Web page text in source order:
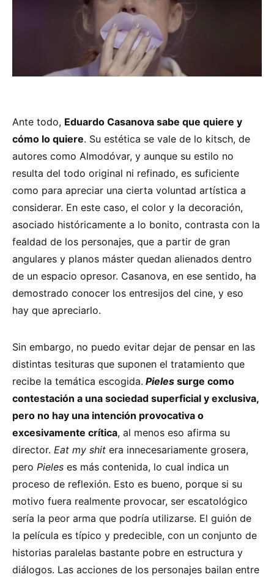
Ante todo, Eduardo Casanova sabe que quiere y
cómo lo quiere. Su estética se vale de lo kitsch, de
autores como Almodóvar, y aunque su estilo no
resulta del todo original ni refinado, es suficiente
como para apreciar una cierta voluntad artística a
considerar. En este caso, el color y la decoración,
asociado históricamente a lo bonito, contrasta con la
fealdad de los personajes, que a partir de gran
angulares y planos máster quedan alienados dentro
de un espacio opresor. Casanova, en ese sentido, ha
demostrado conocer los entresijos del cine, y eso
hay que apreciarlo.
Sin embargo, no puedo evitar dejar de pensar en las
distintas tesituras que suponen el tratamiento que
recibe la temática escogida. Pieles surge como
contestación a una sociedad superficial y exclusiva,
pero no hay una intención provocativa o
excesivamente crítica, al menos eso afirma su
director. Eat my shit era innecesariamente grosera,
pero Pieles es más contenida, lo cual indica un
proceso de reflexión. Esto es bueno, porque si su
motivo fuera realmente provocar, ser escatológico
sería la peor arma que podría utilizarse. El guión de
la película es típico y predecible, con un conjunto de
historias paralelas bastante pobre en estructura y
diálogos. Las acciones de los personajes bailan entre